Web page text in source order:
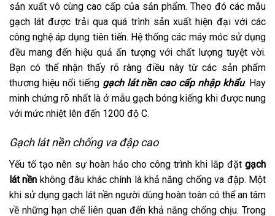
sản xuất vô cùng cao cấp của sản phẩm. Theo đó các mẫu
gạch lát được trải qua quá trình sản xuất hiện đại với các
công nghệ áp dụng tiên tiến. Hệ thống các máy móc sử dụng
đều mang đến hiệu quả ấn tượng với chất lượng tuyệt vời.
Bạn có thể nhận thấy rõ ràng điều này từ các sản phẩm
thương hiệu nổi tiếng gạch lát nền cao cấp nhập khẩu. Hay
minh chứng rõ nhất là ở mẫu gạch bóng kiếng khi được nung
với mức nhiệt lên đến 1200 độ C.
Gạch lát nền chống va đập cao
Yếu tố tạo nên sự hoàn hảo cho công trình khi lắp đặtgạch
lát nền không đâu khác chính là khả năng chống va đập. Một
khi sử dụng gạch lát nền người dùng hoàn toàn có thể an tâm
về những hạn chế liên quan đến khả năng chống chịu. Trong